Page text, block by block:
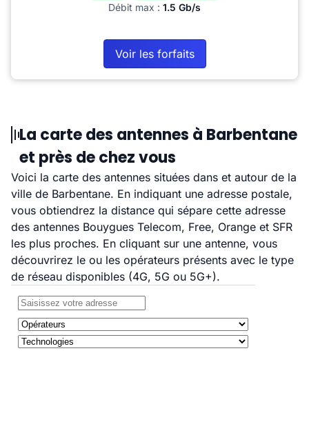
Débit max : 1.5 Gb/s
Voir les forfaits
La carte des antennes à Barbentane
et près de chez vous
Voici la carte des antennes situées dans et autour de la
ville de Barbentane. En indiquant une adresse postale,
vous obtiendrez la distance qui sépare cette adresse
des antennes Bouygues Telecom, Free, Orange et SFR
les plus proches. En cliquant sur une antenne, vous
découvrirez le ou les opérateurs présents avec le type
de réseau disponibles (4G, 5G ou 5G+).